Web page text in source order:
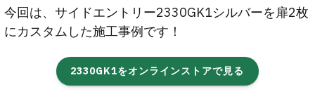
今回は、サイドエントリー2330GK1シルバーを扉2枚
にカスタムした施工事例です！
2330GK1をオンラインストアで見る